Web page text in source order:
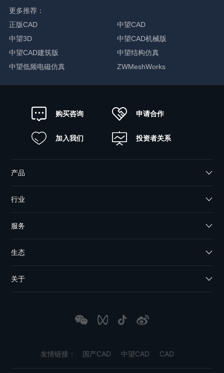
更多推荐：
正版CAD
中望CAD
中望3D
中望CAD机械版
中望CAD建筑版
中望结构仿真
中望低频电磁仿真
ZWMeshWorks
购买咨询 申请合作
加入我们 投资者关系
产品
行业
服务
生态
关于
友情链接： 国产CAD 中望CAD CAD